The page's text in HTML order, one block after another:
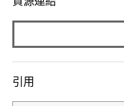
引用